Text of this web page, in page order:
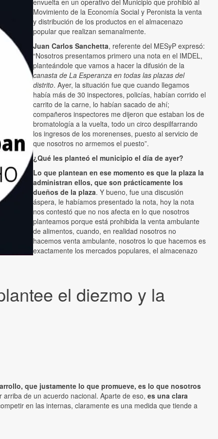
el diezmo y la
envuelta en un operativo del Municipio que prohibió al
Movimiento de la Economía Social y Peronista la venta
y distribución de los productos en el almacenazo
popular que realizan semanalmente.
Juan Carlos Sanchetta, referente del MESyP expresó:
“Nosotros presentamos primero una nota en el IMDEL,
planteándole que vamos a hacer la difusión de la
canasta de La Esperanza en todas las plazas del
distrito. Ayer, la situación fue que cuando llegamos
había más de 30 inspectores, policías, habían corrido el
carrito de la carne, lo habían sacado de ahí;
compañeros inspectores me dijeron que estaban los de
bromatología a la vuelta, todo un circo despilfarrando
los ingresos de los morenenses, puesto al servicio de
que nosotros no armemos el puesto”.
¿Qué les planteó el municipio el día de ayer?
Lo que plantean en ese momento es que la plaza la
administran ellos, que son prácticamente los
dueños de la plaza. Y bueno, fue una discusión
áspera, le habíamos presentado la nota, hoy la nota
nos contestó que no nos afecta en lo que nosotros
planteamos porque está prohibida la venta ambulante
de alimentos, cuando, en realidad nosotros no
hacemos venta ambulante, nosotros lo que hacemos es
exactamente los mercados populares, el almacenazo
que justamente lo que promueve, es lo que nosotros
de un acuerdo nacional. Aparte de eso, es una clara
en las internas, claramente es una medida que tiende a